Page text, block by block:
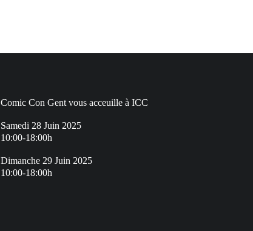
Comic Con Gent vous acceuille à ICC
Samedi 28 Juin 2025
10:00-18:00h
Dimanche 29 Juin 2025
10:00-18:00h